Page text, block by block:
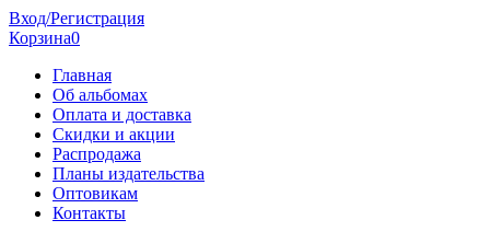
Вход/Регистрация
Корзина0
Главная
Об альбомах
Оплата и доставка
Скидки и акции
Распродажа
Планы издательства
Оптовикам
Контакты